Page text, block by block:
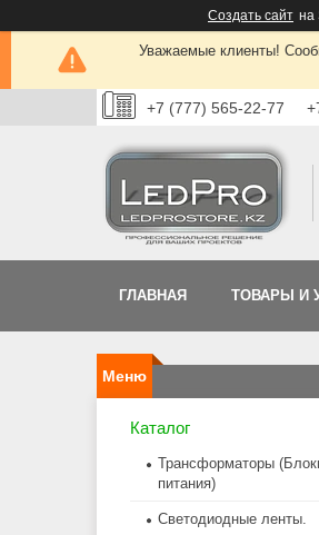
Создать сайт на
Уважаемые клиенты!
+7 (777) 565-22-77
ГЛАВНАЯ ТОВАРЫ И
Каталог
Трансформаторы
питания)
Светодиодные ленты.